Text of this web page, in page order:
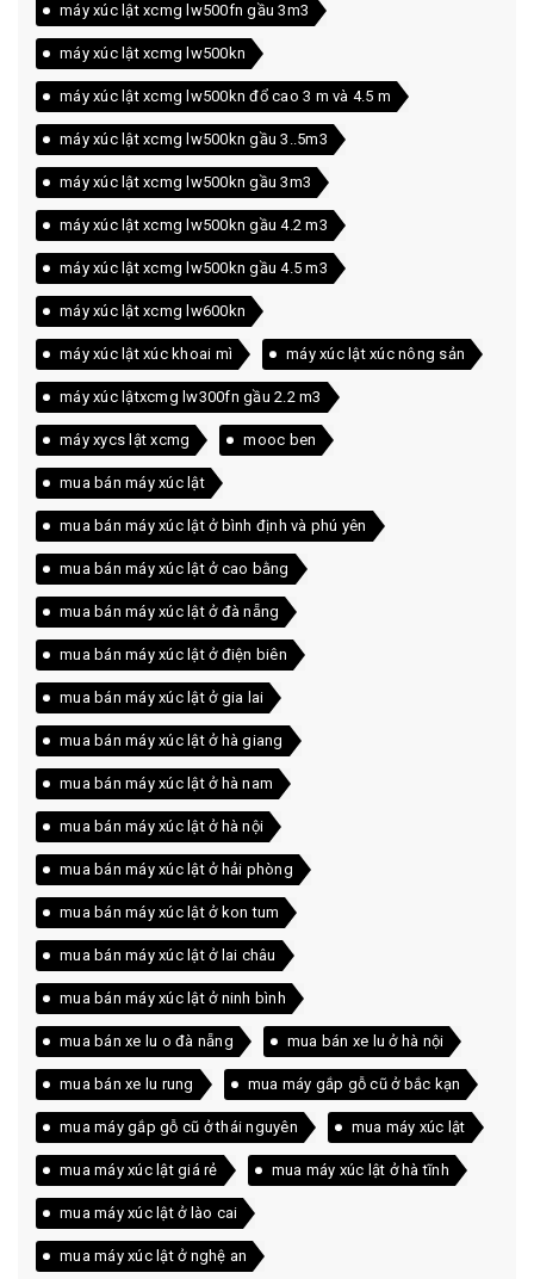
máy xúc lật xcmg lw500fn gầu 3m3
máy xúc lật xcmg lw500kn
máy xúc lật xcmg lw500kn đổ cao 3 m và 4.5 m
máy xúc lật xcmg lw500kn gầu 3..5m3
máy xúc lật xcmg lw500kn gầu 3m3
máy xúc lật xcmg lw500kn gầu 4.2 m3
máy xúc lật xcmg lw500kn gầu 4.5 m3
máy xúc lật xcmg lw600kn
máy xúc lật xúc khoai mì máy xúc lật xúc nông sản
máy xúc lậtxcmg lw300fn gầu 2.2 m3
máy xycs lật xcmg mooc ben
mua bán máy xúc lật
mua bán máy xúc lật ở bình định và phú yên
mua bán máy xúc lật ở cao bằng
mua bán máy xúc lật ở đà nẵng
mua bán máy xúc lật ở điện biên
mua bán máy xúc lật ở gia lai
mua bán máy xúc lật ở hà giang
mua bán máy xúc lật ở hà nam
mua bán máy xúc lật ở hà nội
mua bán máy xúc lật ở hải phòng
mua bán máy xúc lật ở kon tum
mua bán máy xúc lật ở lai châu
mua bán máy xúc lật ở ninh bình
mua bán xe lu o đà nẵng mua bán xe lu ở hà nội
mua bán xe lu rung mua máy gắp gỗ cũ ở bắc kạn
mua máy gắp gỗ cũ ở thái nguyên mua máy xúc lật
mua máy xúc lật giá rẻ mua máy xúc lật ở hà tĩnh
mua máy xúc lật ở lào cai
mua máy xúc lật ở nghệ an